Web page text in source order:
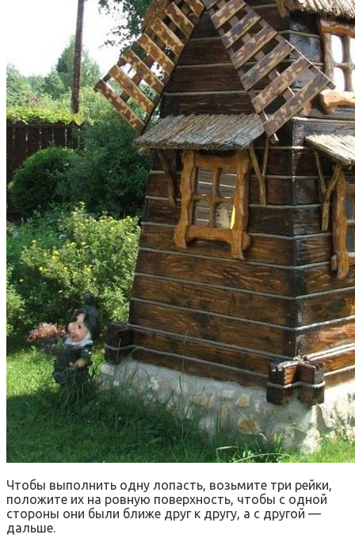
Чтобы выполнить одну лопасть, возьмите три рейки,
положите их на ровную поверхность, чтобы с одной
стороны они были ближе друг к другу, а с другой —
дальше.